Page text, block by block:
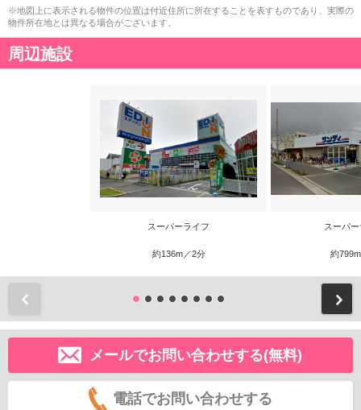
※地図上に表示される物件の位置は付近住所に所在することを表すものであり、実際の
物件所在地とは異なる場合がございます。
周辺施設
スーパーライフ
約136m／2分
スーパ
約
メールでお問い合わせする(無料)
電話でお問い合わせする